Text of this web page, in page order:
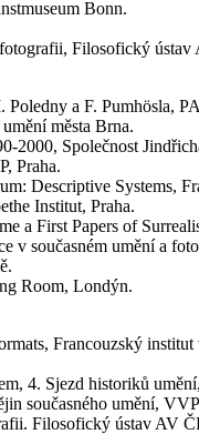
Bonn.
Filosofický ústav
a F. Pumhösla,
města Brna.
2000, Společnost
Praha.
Descriptive Systems,
Institut, Praha.
a First Papers of
v současném umění a
Room, Londýn.
Francouzský institut
4. Sjezd historiků
současného umění,
Filosofický ústav AV